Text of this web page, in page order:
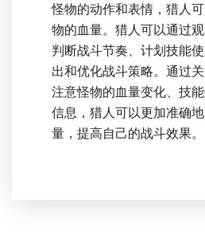
怪物的动作和表情，猎人
物的血量。猎人可以通过
判断战斗节奏、计划技能
出和优化战斗策略。通过关
注意怪物的血量变化、技
信息，猎人可以更加准确
量，提高自己的战斗效果。